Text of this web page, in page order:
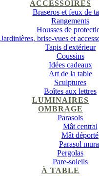
ACCESSOIRES
Braseros et feux de
Rangements
Housses de
Jardinières, brise-vues et
Tapis d'extérieur
Coussins
Idées cadeaux
Art de la table
Sculptures
Boîtes aux lettres
LUMINAIRES
OMBRAGE
Parasols
Mât central
Mât déporté
Parasol
Pergolas
Pare-soleils
À TABLE